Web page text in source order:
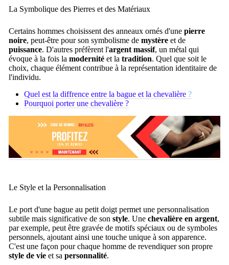
La Symbolique des Pierres et des Matériaux
Certains hommes choisissent des anneaux ornés d'une pierre
noire, peut-être pour son symbolisme de mystère et de
puissance. D'autres préfèrent l'argent massif, un métal qui
évoque à la fois la modernité et la tradition. Quel que soit le
choix, chaque élément contribue à la représentation identitaire de
l'individu.
Quel est la diffrence entre la bague et la chevalière ?
Pourquoi porter une chevalière ?
Le Style et la Personnalisation
Le port d'une bague au petit doigt permet une personnalisation
subtile mais significative de son style. Une chevalière en argent,
par exemple, peut être gravée de motifs spéciaux ou de symboles
personnels, ajoutant ainsi une touche unique à son apparence.
C'est une façon pour chaque homme de revendiquer son propre
style de vie et sa personnalité.